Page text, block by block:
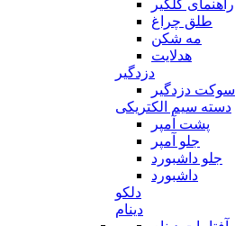
راهنمای گلگیر
طلق چراغ
مه شکن
هدلایت
دزدگیر
سوکت دزدگیر
دسته سیم الکتریکی
پشت آمپر
جلو آمپر
جلو داشبورد
داشبورد
دلکو
دینام